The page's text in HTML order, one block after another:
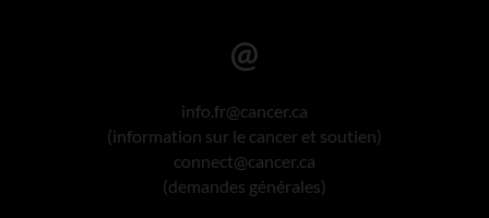
info.fr@cancer.ca
(information sur le cancer et soutien)
connect@cancer.ca
(demandes générales)